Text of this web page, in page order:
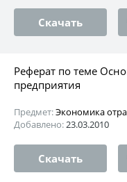
Скачать
Реферат по теме
предприятия
Предмет:Экономика
Добавлено:23.03.2010
Скачать